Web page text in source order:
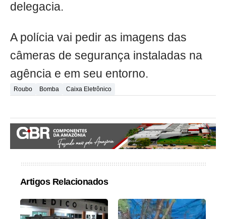
delegacia.
A polícia vai pedir as imagens das
câmeras de segurança instaladas na
agência e em seu entorno.
Roubo Bomba Caixa Eletrônico
Artigos Relacionados